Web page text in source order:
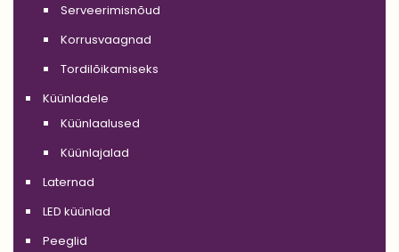
Serveerimisnõud
Korrusvaagnad
Tordilõikamiseks
Küünladele
Küünlaalused
Küünlajalad
Laternad
LED küünlad
Peeglid